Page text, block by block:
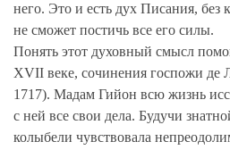
него. Это и есть дух Писания, без
не сможет постичь все его силы.
Понять этот духовный смысл
XVII веке, сочинения госпожи де
1717). Мадам Гийон всю жизнь
с ней все свои дела. Будучи
колыбели чувствовала